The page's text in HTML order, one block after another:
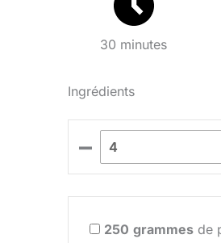
30 minutes
Ingrédients
–
250 grammes de